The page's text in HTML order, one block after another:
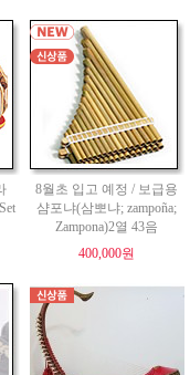
8월초 입고 예정 / 보급용
샴포냐(삼뽀냐; zampoña;
Zampona)2열 43음
400,000원